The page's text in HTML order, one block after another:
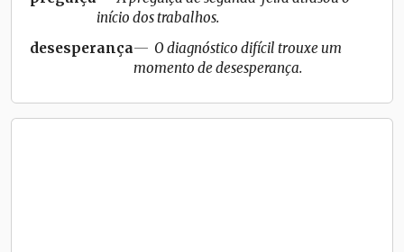
início dos trabalhos.
desesperança
O diagnóstico difícil trouxe um
momento de desesperança.